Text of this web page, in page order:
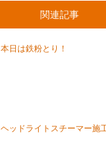
関連記事
本日は鉄粉とり！
ヘッドライトスチーマー施